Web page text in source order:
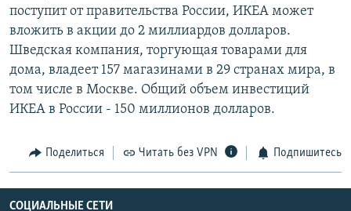
Все сайты РСЕ/РС
поступит от правительства России, ИКЕА может
вложить в акции до 2 миллиардов долларов.
Шведская компания, торгующая товарами для
дома, владеет 157 магазинами в 29 странах мира, в
том числе в Москве. Общий объем инвестиций
ИКЕА в России - 150 миллионов долларов.
Поделиться Читать без VPN Подпишитесь
СОЦИАЛЬНЫЕ СЕТИ